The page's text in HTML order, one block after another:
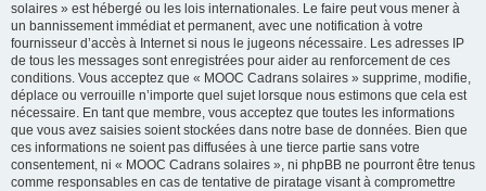
solaires » est hébergé ou les lois internationales. Le faire peut vous mener à
un bannissement immédiat et permanent, avec une notification à votre
fournisseur d’accès à Internet si nous le jugeons nécessaire. Les adresses IP
de tous les messages sont enregistrées pour aider au renforcement de ces
conditions. Vous acceptez que « MOOC Cadrans solaires » supprime, modifie,
déplace ou verrouille n’importe quel sujet lorsque nous estimons que cela est
nécessaire. En tant que membre, vous acceptez que toutes les informations
que vous avez saisies soient stockées dans notre base de données. Bien que
ces informations ne soient pas diffusées à une tierce partie sans votre
consentement, ni « MOOC Cadrans solaires », ni phpBB ne pourront être tenus
comme responsables en cas de tentative de piratage visant à compromettre